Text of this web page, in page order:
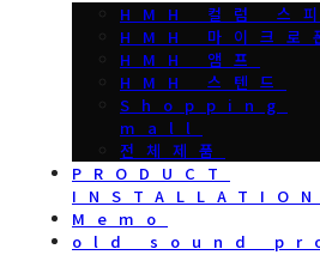
HMH 컬럼 스
HMH 마이크로
HMH 앰프
HMH 스텐드
Shopping
mall
전체제품
PRODUCT
INSTALLATION
Memo
old sound